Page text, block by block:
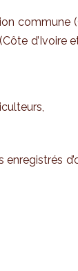
commune
d’Ivoire